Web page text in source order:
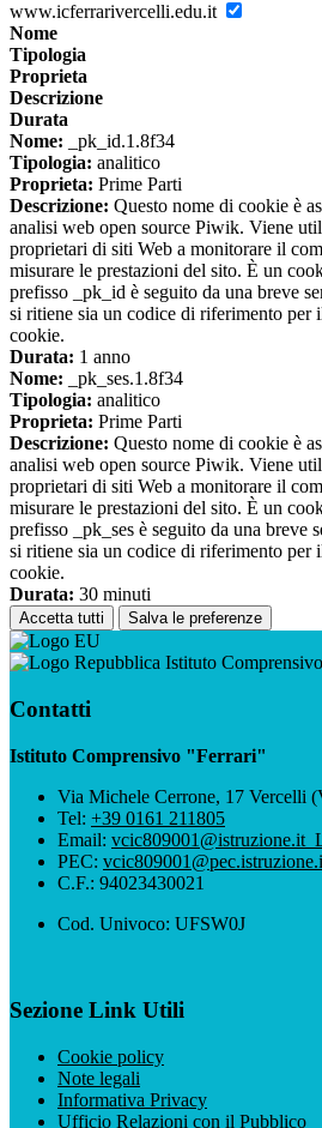
www.icferrarivercelli.edu.it
Nome
Tipologia
Proprieta
Descrizione
Durata
Nome: _pk_id.1.8f34
Tipologia: analitico
Proprieta: Prime Parti
Descrizione: Questo nome di cookie è
analisi web open source Piwik. Viene
proprietari di siti Web a monitorare il
misurare le prestazioni del sito. È un
prefisso _pk_id è seguito da una breve
si ritiene sia un codice di riferimento per
cookie.
Durata: 1 anno
Nome: _pk_ses.1.8f34
Tipologia: analitico
Proprieta: Prime Parti
Descrizione: Questo nome di cookie è
analisi web open source Piwik. Viene
proprietari di siti Web a monitorare il
misurare le prestazioni del sito. È un
prefisso _pk_ses è seguito da una breve
si ritiene sia un codice di riferimento per
cookie.
Durata: 30 minuti
Accetta tutti Salva le preferenze
Istituto
Contatti
Istituto Comprensivo "Ferrari"
Via Michele Cerrone, 17 Vercelli
Tel: +39 0161 211805
Email: vcic809001@istruzione.it
PEC:
C.F.: 94023430021
Cod. Univoco: UFSW0J
Sezione Link Utili
Cookie policy
Note legali
Informativa Privacy
Ufficio Relazioni con il Pubblico